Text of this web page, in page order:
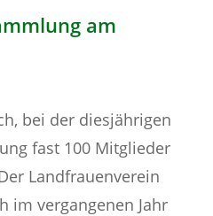
am
bei der diesjährigen
fast 100 Mitglieder
Landfrauenverein
im vergangenen Jahr